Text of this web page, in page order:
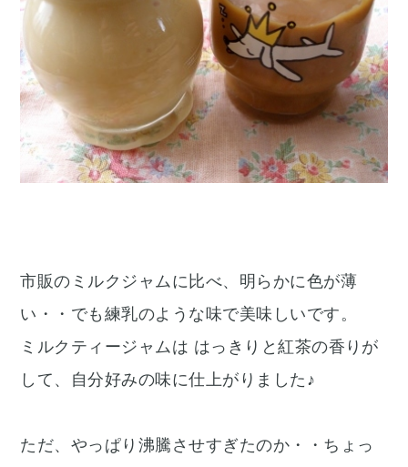
市販のミルクジャムに比べ、明らかに色が薄
い・・でも練乳のような味で美味しいです。
ミルクティージャムは はっきりと紅茶の香りが
して、自分好みの味に仕上がりました♪
ただ、やっぱり沸騰させすぎたのか・・ちょっ